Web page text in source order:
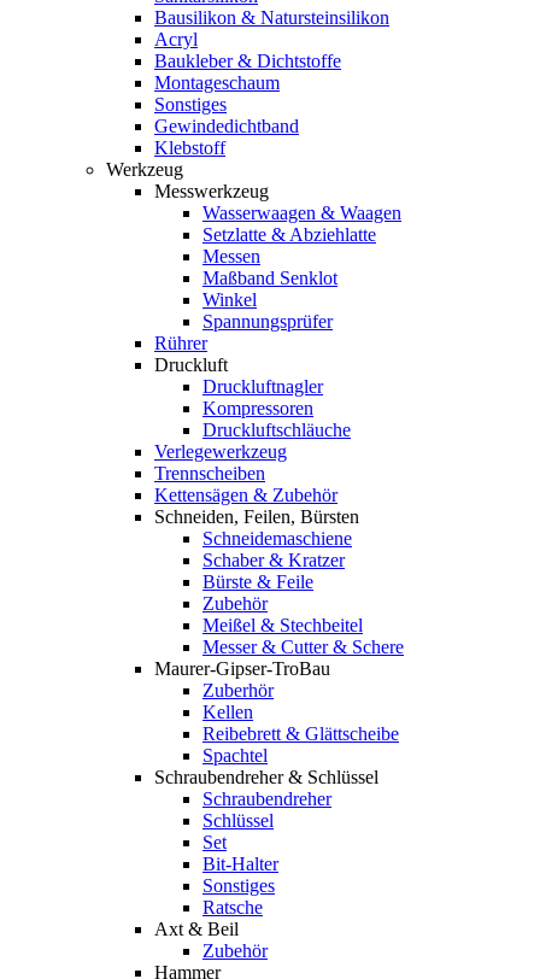
Bausilikon & Natursteinsilikon
Acryl
Baukleber & Dichtstoffe
Montageschaum
Sonstiges
Gewindedichtband
Klebstoff
Werkzeug
Messwerkzeug
Wasserwaagen & Waagen
Setzlatte & Abziehlatte
Messen
Maßband Senklot
Winkel
Spannungsprüfer
Rührer
Druckluft
Druckluftnagler
Kompressoren
Druckluftschläuche
Verlegewerkzeug
Trennscheiben
Kettensägen & Zubehör
Schneiden, Feilen, Bürsten
Schneidemaschiene
Schaber & Kratzer
Bürste & Feile
Zubehör
Meißel & Stechbeitel
Messer & Cutter & Schere
Maurer-Gipser-TroBau
Zuberhör
Kellen
Reibebrett & Glättscheibe
Spachtel
Schraubendreher & Schlüssel
Schraubendreher
Schlüssel
Set
Bit-Halter
Sonstiges
Ratsche
Axt & Beil
Zubehör
Hammer